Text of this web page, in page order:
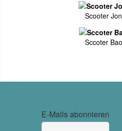
Scooter
Sccoter
E-Mails abonnieren